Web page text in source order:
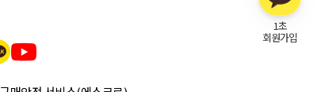
1초
회원가입